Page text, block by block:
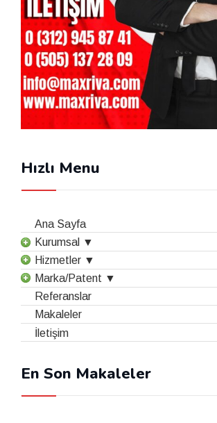
Hızlı Menu
Ana Sayfa
Kurumsal ▼
Hizmetler ▼
Marka/Patent ▼
Referanslar
Makaleler
İletişim
En Son Makaleler